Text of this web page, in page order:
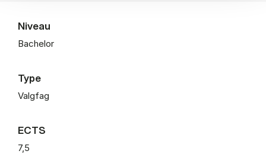
Niveau
Bachelor
Type
Valgfag
ECTS
7,5